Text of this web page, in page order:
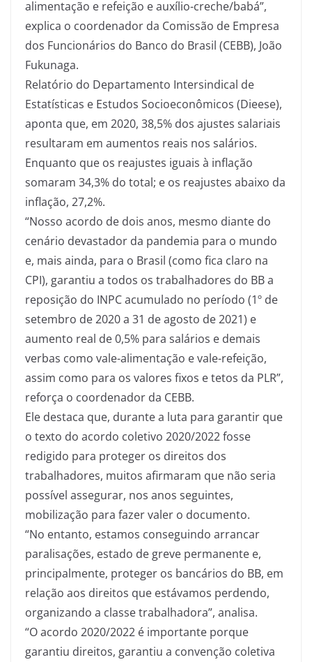
alimentação e refeição e auxílio-creche/babá”,
explica o coordenador da Comissão de Empresa
dos Funcionários do Banco do Brasil (CEBB), João
Fukunaga.
Relatório do Departamento Intersindical de
Estatísticas e Estudos Socioeconômicos (Dieese),
aponta que, em 2020, 38,5% dos ajustes salariais
resultaram em aumentos reais nos salários.
Enquanto que os reajustes iguais à inflação
somaram 34,3% do total; e os reajustes abaixo da
inflação, 27,2%.
“Nosso acordo de dois anos, mesmo diante do
cenário devastador da pandemia para o mundo
e, mais ainda, para o Brasil (como fica claro na
CPI), garantiu a todos os trabalhadores do BB a
reposição do INPC acumulado no período (1º de
setembro de 2020 a 31 de agosto de 2021) e
aumento real de 0,5% para salários e demais
verbas como vale-alimentação e vale-refeição,
assim como para os valores fixos e tetos da PLR”,
reforça o coordenador da CEBB.
Ele destaca que, durante a luta para garantir que
o texto do acordo coletivo 2020/2022 fosse
redigido para proteger os direitos dos
trabalhadores, muitos afirmaram que não seria
possível assegurar, nos anos seguintes,
mobilização para fazer valer o documento.
“No entanto, estamos conseguindo arrancar
paralisações, estado de greve permanente e,
principalmente, proteger os bancários do BB, em
relação aos direitos que estávamos perdendo,
organizando a classe trabalhadora”, analisa.
“O acordo 2020/2022 é importante porque
garantiu direitos, garantiu a convenção coletiva